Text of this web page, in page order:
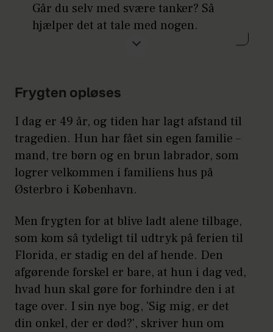
Går du selv med svære tanker? Så
hjælper det at tale med nogen.
Eksempelvis foreningen SIND, hvor
du kan ringe 7023 2750 og få hjælp.
Du kan også kontakte Livsliniens
telefonrådgivning på 70 201 201 alle
årets dage fra klokken 11 til 05.
Frygten opløses
I dag er 49 år, og tiden har lagt afstand til
tragedien. Hun har fået sin egen familie –
mand, tre børn og en brun labrador, som
logrer velkommen i familiens hus på
Østerbro i København.
Men frygten for at blive ladt alene tilbage,
som kom så tydeligt til udtryk på ferien til
Florida, er stadig en del af hende. Den
afgørende forskel er bare, at hun i dag ved,
hvad hun skal gøre for forhindre den i at
tage over. I sin nye bog, 'Sig mig, er det
din onkel, der er død?', skriver hun om